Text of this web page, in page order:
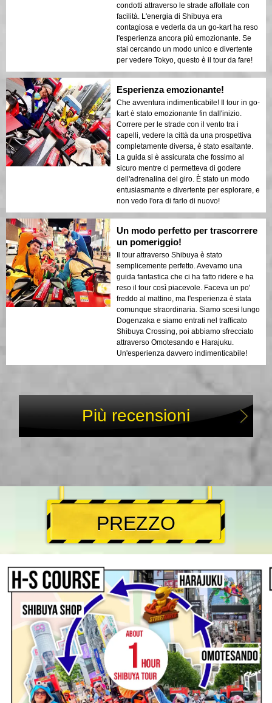
condotti attraverso le strade affollate con
facilità. L'energia di Shibuya era
contagiosa e vederla da un go-kart ha reso
l'esperienza ancora più emozionante. Se
stai cercando un modo unico e divertente
per vedere Tokyo, questo è il tour da fare!
Esperienza emozionante!
Che avventura indimenticabile! Il tour in go-
kart è stato emozionante fin dall'inizio.
Correre per le strade con il vento tra i
capelli, vedere la città da una prospettiva
completamente diversa, è stato esaltante.
La guida si è assicurata che fossimo al
sicuro mentre ci permetteva di godere
dell'adrenalina del giro. È stato un modo
entusiasmante e divertente per esplorare, e
non vedo l'ora di farlo di nuovo!
Un modo perfetto per trascorrere
un pomeriggio!
Il tour attraverso Shibuya è stato
semplicemente perfetto. Avevamo una
guida fantastica che ci ha fatto ridere e ha
reso il tour così piacevole. Faceva un po'
freddo al mattino, ma l'esperienza è stata
comunque straordinaria. Siamo scesi lungo
Dogenzaka e siamo entrati nel trafficato
Shibuya Crossing, poi abbiamo sfrecciato
attraverso Omotesando e Harajuku.
Un'esperienza davvero indimenticabile!
Più recensioni
PREZZO